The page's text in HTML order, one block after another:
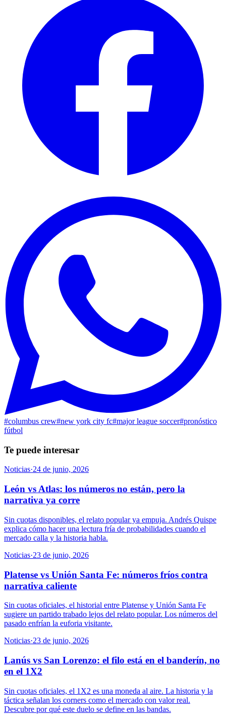
#columbus crew#new york city fc#major league soccer#pronóstico
fútbol
Te puede interesar
Noticias·24 de junio, 2026
León vs Atlas: los números no están, pero la
narrativa ya corre
Sin cuotas disponibles, el relato popular ya empuja. Andrés Quispe
explica cómo hacer una lectura fría de probabilidades cuando el
mercado calla y la historia habla.
Noticias·23 de junio, 2026
Platense vs Unión Santa Fe: números fríos contra
narrativa caliente
Sin cuotas oficiales, el historial entre Platense y Unión Santa Fe
sugiere un partido trabado lejos del relato popular. Los números del
pasado enfrían la euforia visitante.
Noticias·23 de junio, 2026
Lanús vs San Lorenzo: el filo está en el banderín, no
en el 1X2
Sin cuotas oficiales, el 1X2 es una moneda al aire. La historia y la
táctica señalan los corners como el mercado con valor real.
Descubre por qué este duelo se define en las bandas.